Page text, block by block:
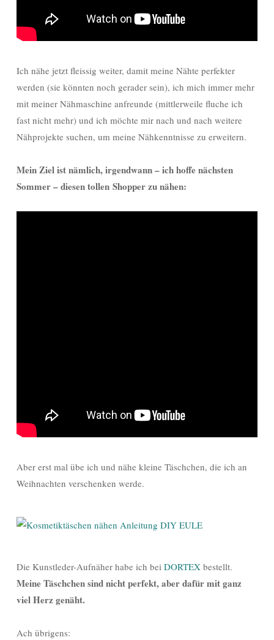
Ich nähe jetzt fleissig weiter, damit meine Nähte perfekter
werden (sie könnten noch gerader sein), ich mich immer mehr
mit meiner Nähmaschine anfreunde (mittlerweile fluche ich
fast nicht mehr) und ich möchte mir nach und nach weitere
Nähprojekte suchen, um meine Nähkenntnisse zu erweitern.
Mein Ziel ist nämlich, irgendwann – ich hoffe nächsten
Sommer – diesen tollen Shopper zu nähen:
Aber erst mal übe ich und nähe kleine Täschchen, die ich an
Weihnachten verschenken werde.
Die Kunstleder-Aufnäher habe ich bei DORTEX bestellt.
Meine Täschchen sind nicht perfekt, aber dafür mit ganz
viel Herz genäht.
Ach übrigens: